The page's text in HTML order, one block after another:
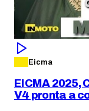
Eicma
EICMA 2025,
V4 pronta a